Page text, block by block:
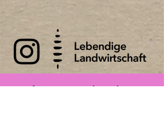
Wir freuen uns über die